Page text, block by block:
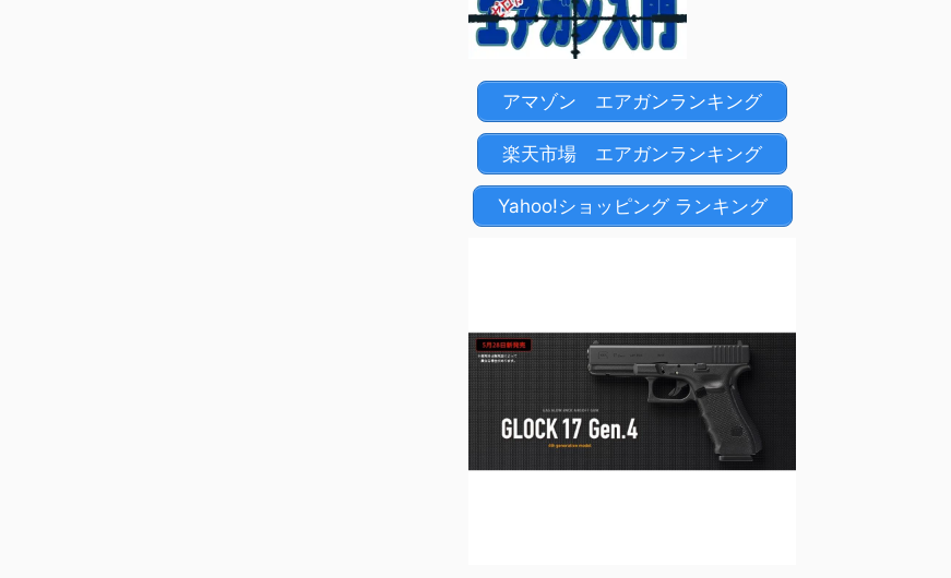
アマゾン エアガンランキング
楽天市場 エアガンランキング
Yahoo!ショッピング ランキング